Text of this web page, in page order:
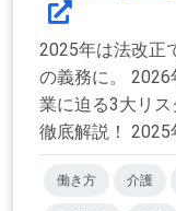
2025年は法改正
の義務に。
業に迫る3大リ
徹底解説！ 2025
働き方 介護